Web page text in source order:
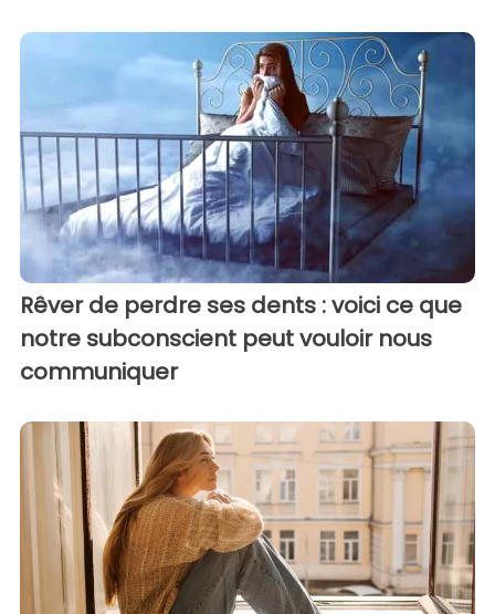
Rêver de perdre ses dents : voici ce que
notre subconscient peut vouloir nous
communiquer